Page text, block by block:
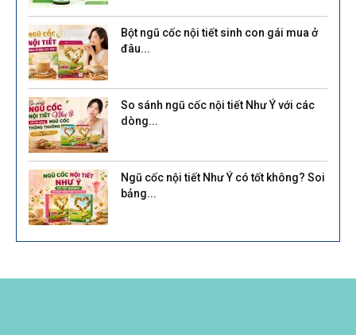
Bột ngũ cốc nội tiết sinh con gái mua ở
đâu...
So sánh ngũ cốc nội tiết Như Ý với các
dòng...
Ngũ cốc nội tiết Như Ý có tốt không? Soi
bảng...